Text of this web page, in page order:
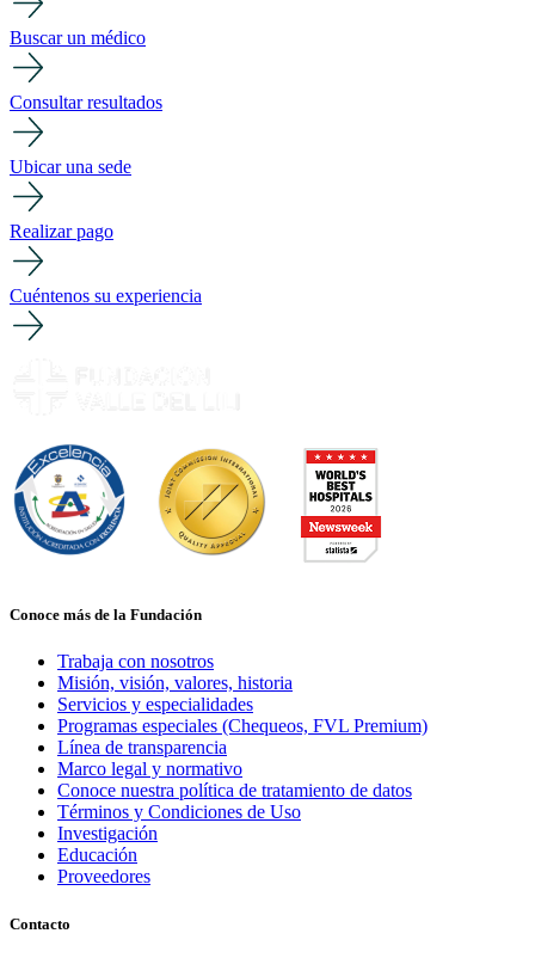
Buscar un médico
Consultar resultados
Ubicar una sede
Realizar pago
Cuéntenos su experiencia
Conoce más de la Fundación
Trabaja con nosotros
Misión, visión, valores, historia
Servicios y especialidades
Programas especiales (Chequeos, FVL Premium)
Línea de transparencia
Marco legal y normativo
Conoce nuestra política de tratamiento de datos
Términos y Condiciones de Uso
Investigación
Educación
Proveedores
Contacto